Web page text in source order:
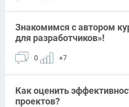
Знакомимся с автором
для разработчиков»!
0 +7
Как оценить
проектов?